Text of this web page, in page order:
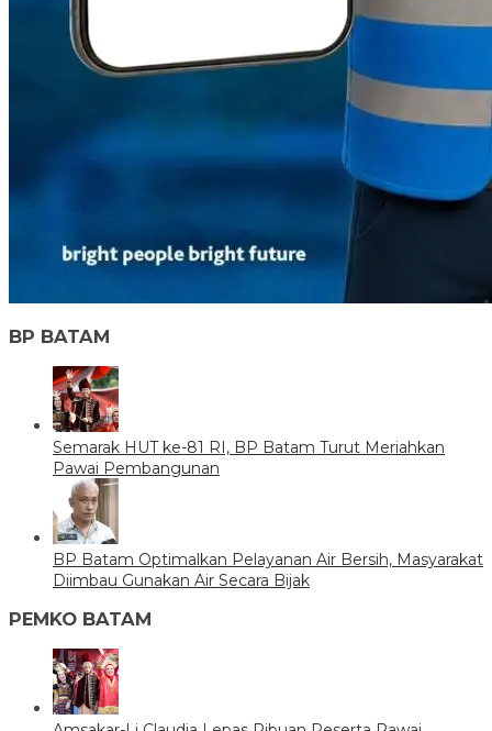
BP BATAM
Semarak HUT ke-81 RI, BP Batam Turut Meriahkan
Pawai Pembangunan
BP Batam Optimalkan Pelayanan Air Bersih, Masyarakat
Diimbau Gunakan Air Secara Bijak
PEMKO BATAM